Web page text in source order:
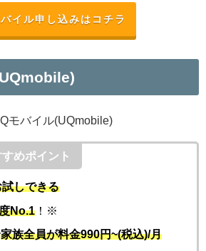
イル申し込みはコチラ
めポイント
しできる
No.1 ！ ※
家族全員が料金990円~(税込)/月